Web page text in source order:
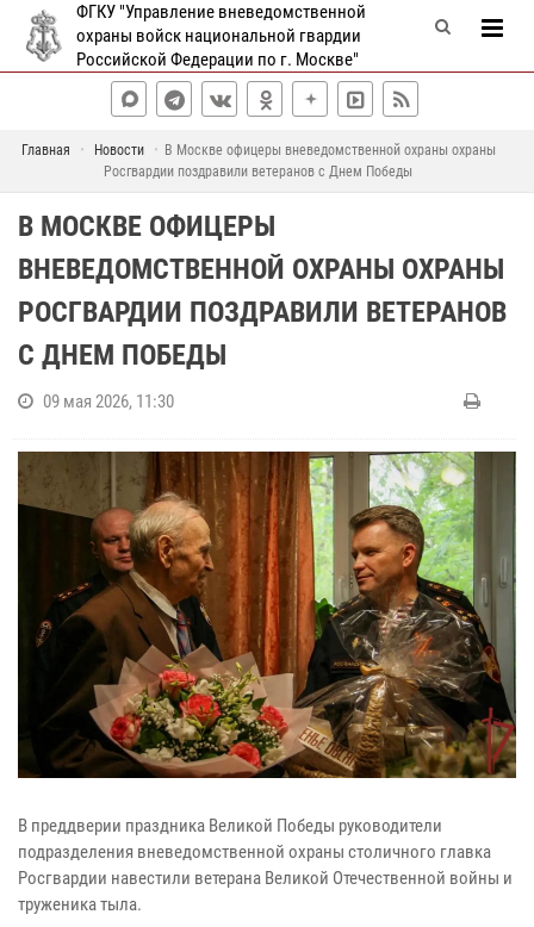
ФГКУ "Управление вневедомственной
охраны войск национальной гвардии
Российской Федерации по г. Москве"
Главная Новости
В Москве офицеры вневедомственной охраны охраны
Росгвардии поздравили ветеранов с Днем Победы
В МОСКВЕ ОФИЦЕРЫ
ВНЕВЕДОМСТВЕННОЙ ОХРАНЫ ОХРАНЫ
РОСГВАРДИИ ПОЗДРАВИЛИ ВЕТЕРАНОВ
С ДНЕМ ПОБЕДЫ
09 мая 2026, 11:30
В преддверии праздника Великой Победы руководители
подразделения вневедомственной охраны столичного главка
Росгвардии навестили ветерана Великой Отечественной войны и
труженика тыла.